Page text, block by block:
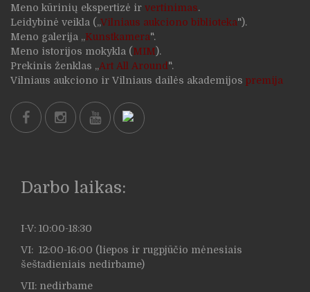
Meno kūrinių ekspertizė ir vertinimas.
Leidybinė veikla („Vilniaus aukciono biblioteka").
Meno galerija „Kunstkamera".
Meno istorijos mokykla (MIM).
Prekinis ženklas „Art All Around ".
Vilniaus aukciono ir Vilniaus dailės akademijos premija
Darbo laikas:
I-V: 10:00-18:30
VI: 12:00-16:00 (liepos ir rugpjūčio mėnesiais
šeštadieniais nedirbame)
VII: nedirbame